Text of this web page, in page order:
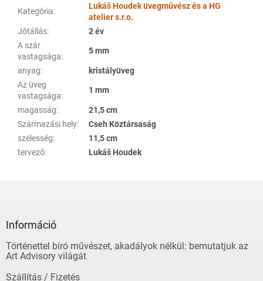
Kategória:
Lukáš Houdek üvegművész és a HG
atelier s.r.o.
Jótállás:
2 év
A szár
vastagsága:
5 mm
anyag:
kristályüveg
Az üveg
vastagsága:
1 mm
magasság:
21,5 cm
Származási hely:
Cseh Köztársaság
szélesség:
11,5 cm
tervező: Lukáš Houdek
Információ
Történettel bíró művészet, akadályok nélkül: bemutatjuk az
Art Advisory világát
Szállítás / Fizetés